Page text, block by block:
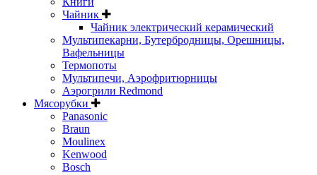
Чайник
Чайник электрический керамический
Мультипекарни, Бутербродницы, Орешницы,
Вафельницы
Термопоты
Мультипечи, Аэрофритюрницы
Аэрогрили Redmond
Мясорубки
Panasonic
Braun
Moulinex
Kenwood
Bosch